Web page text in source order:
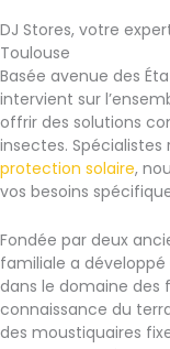
DJ Stores, votre
Toulouse
Basée avenue des
intervient sur
offrir des solutions
insectes. Spécialistes
protection solaire,
vos besoins
Fondée par deux
familiale a
dans le domaine
connaissance du
des moustiquaires